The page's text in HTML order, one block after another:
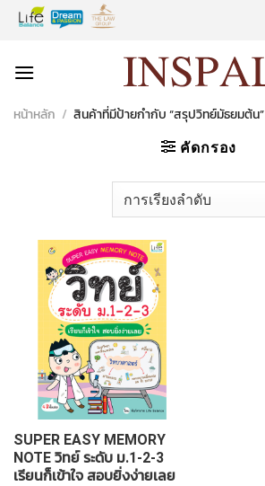
Skip
หน้าหลัก / สินค้าที่มีป้ายกำกับ “สรุปวิทย์มัธยมต้น”
คัดกรอง
SUPER EASY MEMORY
NOTE วิทย์ ระดับ ม.1-2-3
เรียนก็เข้าใจ สอบยิ่งง่ายเลย